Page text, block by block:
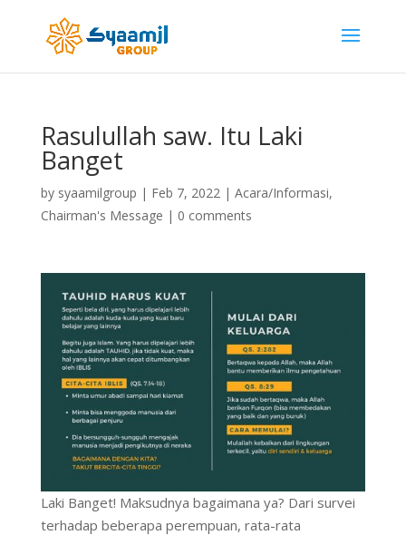
Rasulullah saw. Itu Laki
Banget
by syaamilgroup | Feb 7, 2022| Acara/Informasi,
Chairman's Message | 0 comments
Laki Banget! Maksudnya bagaimana ya? Dari survei
terhadap beberapa perempuan, rata-rata